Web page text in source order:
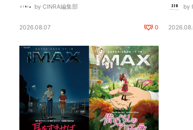
by CINRA編集部
2026.08.07 0
by